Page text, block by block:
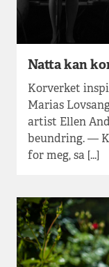
Natta kan
Korverket
Marias
artist Ellen
beundring. —
for meg, sa [...]